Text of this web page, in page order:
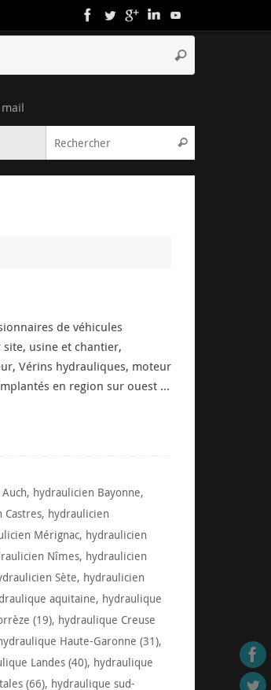
de véhicules
usine et chantier,
Vérins hydrauliques, moteur
en region sur ouest …
, hydraulicien Bayonne,
Castres, hydraulicien
Mérignac, hydraulicien
Nîmes, hydraulicien
Sète, hydraulicien
aquitaine, hydraulique
(19), hydraulique Creuse
Haute-Garonne (31),
Landes (40), hydraulique
(66), hydraulique sud-